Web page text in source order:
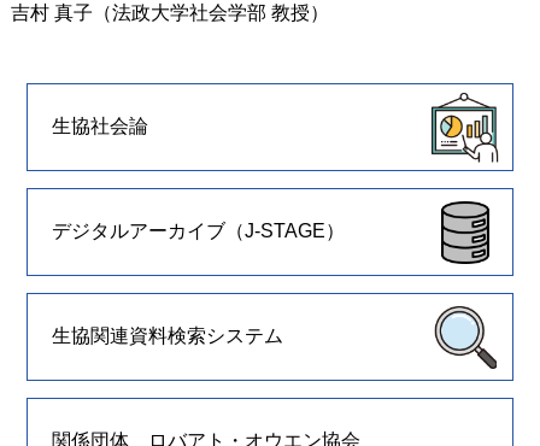
吉村 真子（法政大学社会学部 教授）
生協社会論
デジタルアーカイブ（J-STAGE）
生協関連資料検索システム
関係団体 ロバアト・オウエン協会